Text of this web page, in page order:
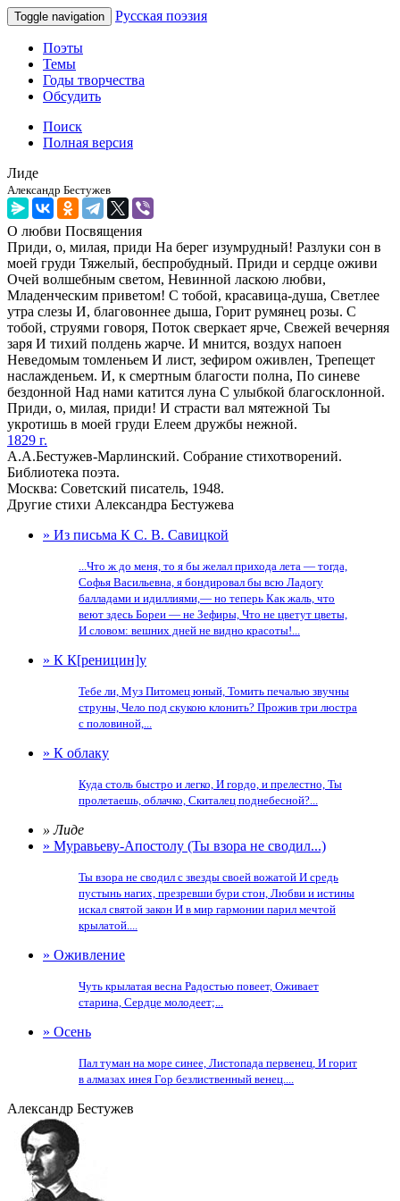
Toggle navigation Русская поэзия
Поэты
Темы
Годы творчества
Обсудить
Поиск
Полная версия
Лиде
Александр Бестужев
О любви Посвящения
Приди, о, милая, приди На берег изумрудный! Разлуки сон в
моей груди Тяжелый, беспробудный. Приди и сердце оживи
Очей волшебным светом, Невинной ласкою любви,
Младенческим приветом! С тобой, красавица-душа, Светлее
утра слезы И, благовоннее дыша, Горит румянец розы. С
тобой, струями говоря, Поток сверкает ярче, Свежей вечерняя
заря И тихий полдень жарче. И мнится, воздух напоен
Неведомым томленьем И лист, зефиром оживлен, Трепещет
наслажденьем. И, к смертным благости полна, По синеве
бездонной Над нами катится луна С улыбкой благосклонной.
Приди, о, милая, приди! И страсти вал мятежной Ты
укротишь в моей груди Елеем дружбы нежной.
1829 г.
А.А.Бестужев-Марлинский. Собрание стихотворений.
Библиотека поэта.
Москва: Советский писатель, 1948.
Другие стихи Александра Бестужева
» Из письма К С. В. Савицкой
...Что ж до меня, то я бы желал прихода лета — тогда,
Софья Васильевна, я бондировал бы всю Ладогу
балладами и идиллиями,— но теперь Как жаль, что
веют здесь Бореи — не Зефиры, Что не цветут цветы,
И словом: вешних дней не видно красоты!...
» К К[реницин]у
Тебе ли, Муз Питомец юный, Томить печалью звучны
струны, Чело под скукою клонить? Прожив три люстра
с половиной,...
» К облаку
Куда столь быстро и легко, И гордо, и прелестно, Ты
пролетаешь, облачко, Скиталец поднебесной?...
» Лиде
» Муравьеву-Апостолу (Ты взора не сводил...)
Ты взора не сводил с звезды своей вожатой И средь
пустынь нагих, презревши бури стон, Любви и истины
искал святой закон И в мир гармонии парил мечтой
крылатой....
» Оживление
Чуть крылатая весна Радостью повеет, Оживает
старина, Сердце молодеет;...
» Осень
Пал туман на море синее, Листопада первенец, И горит
в алмазах инея Гор безлиственный венец....
Александр Бестужев